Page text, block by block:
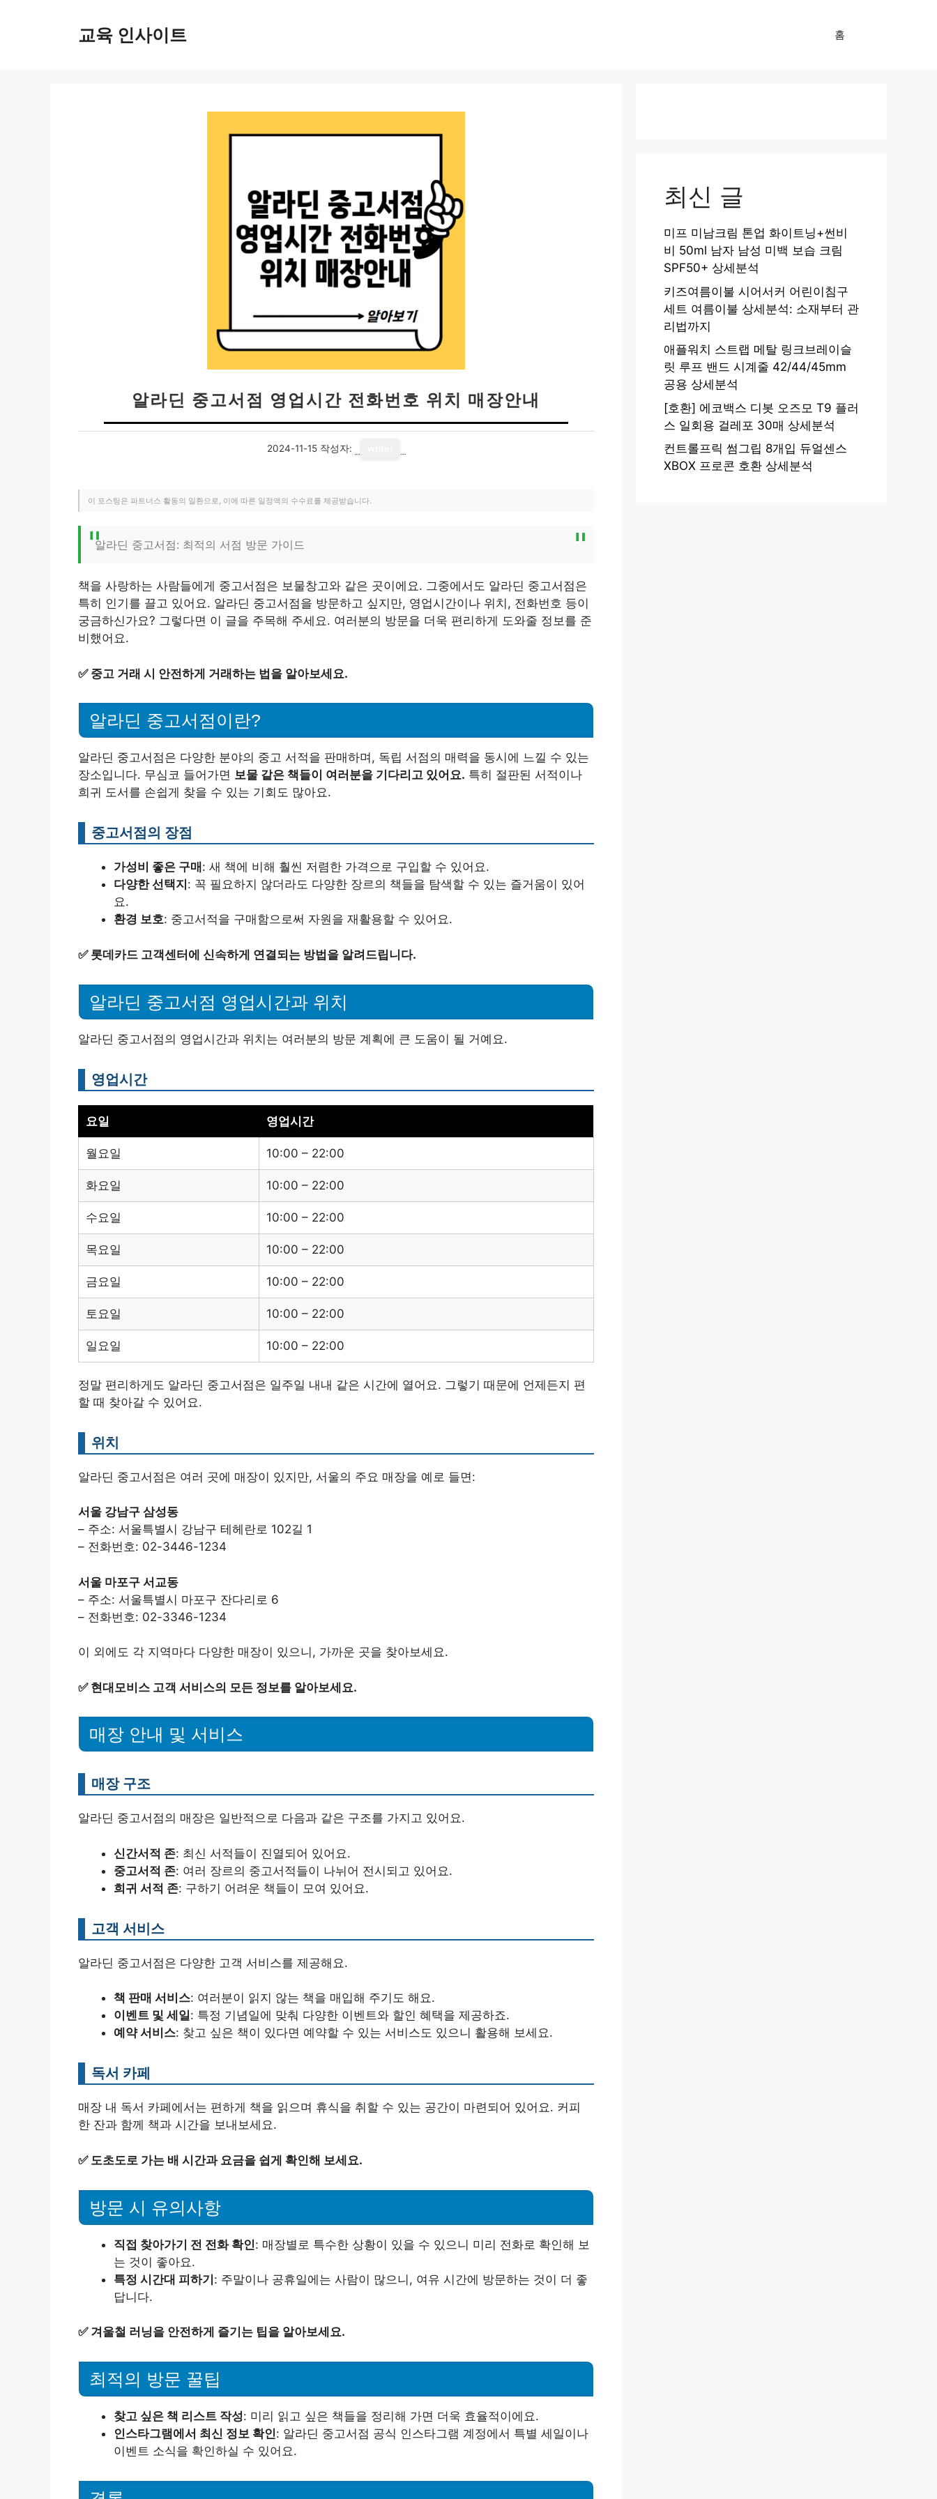
교육 인사이트 홈
알라딘 중고서점 영업시간 전화번호 위치 매장안내
2024-11-15 작성자:
이 포스팅은 파트너스 활동의 일환으로, 이에 따른 일정액의 수수료를 제공받습니다.
알라딘 중고서점: 최적의 서점 방문 가이드
책을 사랑하는 사람들에게 중고서점은 보물창고와 같은 곳이에요. 그중에서도 알라딘 중고서점은
특히 인기를 끌고 있어요. 알라딘 중고서점을 방문하고 싶지만, 영업시간이나 위치, 전화번호 등이
궁금하신가요? 그렇다면 이 글을 주목해 주세요. 여러분의 방문을 더욱 편리하게 도와줄 정보를 준
비했어요.
✅ 중고 거래 시 안전하게 거래하는 법을 알아보세요.
알라딘 중고서점이란?
알라딘 중고서점은 다양한 분야의 중고 서적을 판매하며, 독립 서점의 매력을 동시에 느낄 수 있는
장소입니다. 무심코 들어가면 보물 같은 책들이 여러분을 기다리고 있어요. 특히 절판된 서적이나
희귀 도서를 손쉽게 찾을 수 있는 기회도 많아요.
중고서점의 장점
가성비 좋은 구매 : 새 책에 비해 훨씬 저렴한 가격으로 구입할 수 있어요.
다양한 선택지 : 꼭 필요하지 않더라도 다양한 장르의 책들을 탐색할 수 있는 즐거움이 있어
요.
환경 보호: 중고서적을 구매함으로써 자원을 재활용할 수 있어요.
✅ 롯데카드 고객센터에 신속하게 연결되는 방법을 알려드립니다.
알라딘 중고서점 영업시간과 위치
알라딘 중고서점의 영업시간과 위치는 여러분의 방문 계획에 큰 도움이 될 거예요.
영업시간
요일 영업시간
월요일 10:00 – 22:00
화요일 10:00 – 22:00
수요일 10:00 – 22:00
목요일 10:00 – 22:00
금요일 10:00 – 22:00
토요일 10:00 – 22:00
일요일 10:00 – 22:00
정말 편리하게도 알라딘 중고서점은 일주일 내내 같은 시간에 열어요. 그렇기 때문에 언제든지 편
할 때 찾아갈 수 있어요.
위치
알라딘 중고서점은 여러 곳에 매장이 있지만, 서울의 주요 매장을 예로 들면:
서울 강남구 삼성동
– 주소: 서울특별시 강남구 테헤란로 102길 1
– 전화번호: 02-3446-1234
서울 마포구 서교동
– 주소: 서울특별시 마포구 잔다리로 6
– 전화번호: 02-3346-1234
이 외에도 각 지역마다 다양한 매장이 있으니, 가까운 곳을 찾아보세요.
✅ 현대모비스 고객 서비스의 모든 정보를 알아보세요.
매장 안내 및 서비스
매장 구조
알라딘 중고서점의 매장은 일반적으로 다음과 같은 구조를 가지고 있어요.
신간서적 존: 최신 서적들이 진열되어 있어요.
중고서적 존: 여러 장르의 중고서적들이 나뉘어 전시되고 있어요.
희귀 서적 존: 구하기 어려운 책들이 모여 있어요.
고객 서비스
알라딘 중고서점은 다양한 고객 서비스를 제공해요.
책 판매 서비스: 여러분이 읽지 않는 책을 매입해 주기도 해요.
이벤트 및 세일: 특정 기념일에 맞춰 다양한 이벤트와 할인 혜택을 제공하죠.
예약 서비스: 찾고 싶은 책이 있다면 예약할 수 있는 서비스도 있으니 활용해 보세요.
독서 카페
매장 내 독서 카페에서는 편하게 책을 읽으며 휴식을 취할 수 있는 공간이 마련되어 있어요. 커피
한 잔과 함께 책과 시간을 보내보세요.
✅ 도초도로 가는 배 시간과 요금을 쉽게 확인해 보세요.
방문 시 유의사항
직접 찾아가기 전 전화 확인: 매장별로 특수한 상황이 있을 수 있으니 미리 전화로 확인해 보
는 것이 좋아요.
특정 시간대 피하기: 주말이나 공휴일에는 사람이 많으니, 여유 시간에 방문하는 것이 더 좋
답니다.
✅ 겨울철 러닝을 안전하게 즐기는 팁을 알아보세요.
최적의 방문 꿀팁
찾고 싶은 책 리스트 작성: 미리 읽고 싶은 책들을 정리해 가면 더욱 효율적이에요.
인스타그램에서 최신 정보 확인: 알라딘 중고서점 공식 인스타그램 계정에서 특별 세일이나
이벤트 소식을 확인하실 수 있어요.
최신 글
미프 미남크림 톤업 화이트닝+썬비
비 50ml 남자 남성 미백 보습 크림
SPF50+ 상세분석
키즈여름이불 시어서커 어린이침구
세트 여름이불 상세분석: 소재부터 관
리법까지
애플워치 스트랩 메탈 링크브레이슬
릿 루프 밴드 시계줄 42/44/45mm
공용 상세분석
[호환] 에코백스 디봇 오즈모 T9 플러
스 일회용 걸레포 30매 상세분석
컨트롤프릭 썸그립 8개입 듀얼센스
XBOX 프로콘 호환 상세분석